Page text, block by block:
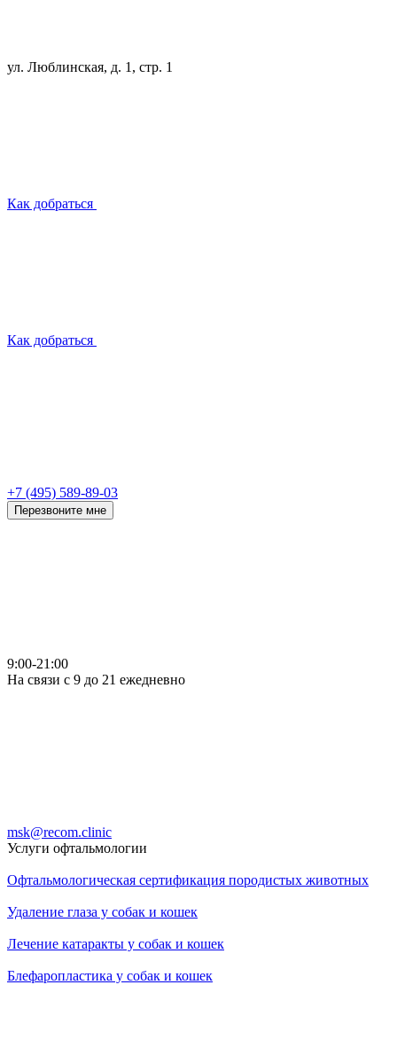
ул. Люблинская, д. 1, стр. 1
Как добраться
Как добраться
+7 (495) 589-89-03
Перезвоните мне
9:00-21:00
На связи с 9 до 21 ежедневно
msk@recom.clinic
Услуги офтальмологии
Офтальмологическая сертификация породистых животных
Удаление глаза у собак и кошек
Лечение катаракты у собак и кошек
Блефаропластика у собак и кошек